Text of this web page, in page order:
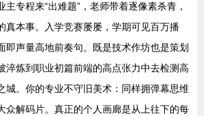
专程来“出难题”，老师带着逐像素杀青，
真本事。入学竞赛屡屡，学期可见百万播
即声量高地前奏句。既是技术作坊也是策划
炼到职业初篇前端的高点张力中去检测高
城。你的专业不守旧美术：同样拥弹幕思维
众解码片。真正的个人画廊是从上往下的每